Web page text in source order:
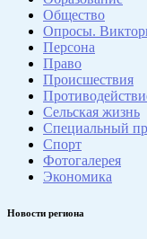
Общество
Опросы.
Персона
Право
Происшествия
Сельская жизнь
Специальный
Спорт
Фотогалерея
Экономика
Новости региона